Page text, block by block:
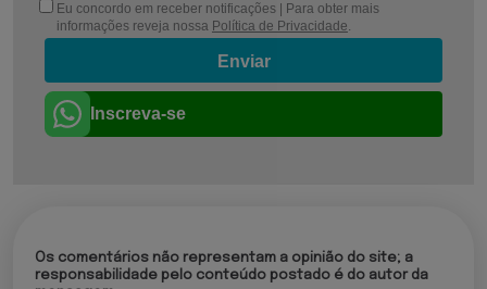
Eu concordo em receber notificações | Para obter mais
informações reveja nossa Política de Privacidade.
Enviar
Inscreva-se
Os comentários não representam a opinião do site; a
responsabilidade pelo conteúdo postado é do autor da